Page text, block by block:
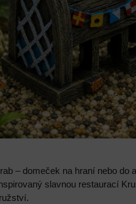
– domeček na hraní nebo
slavnou restaurací